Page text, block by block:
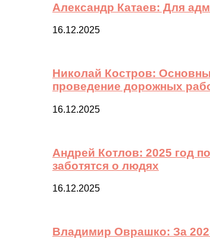
Александр Катаев: Для
16.12.2025
Николай Костров:
проведение дорожных
16.12.2025
Андрей Котлов: 2025 год
заботятся о людях
16.12.2025
Владимир Оврашко: За